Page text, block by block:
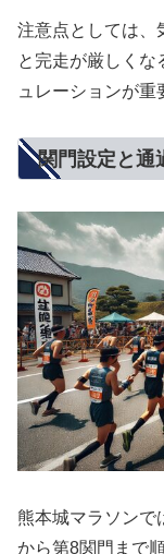
注意点としては、
と完走が厳しくな
ュレーションが重
関門設定と通
熊本城マラソンで
から第8関門まで